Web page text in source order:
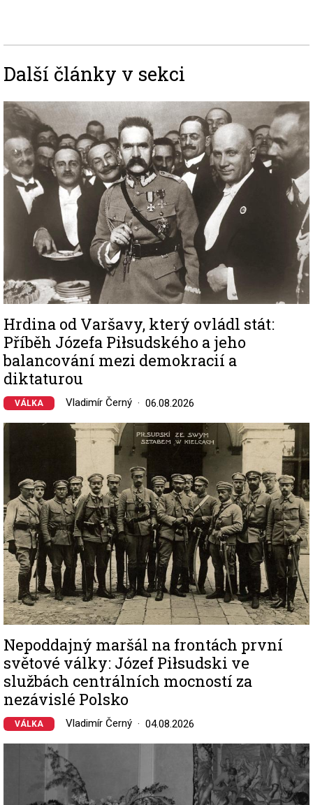
Další články v sekci
Image
Hrdina od Varšavy, který ovládl stát:
Příběh Józefa Piłsudského a jeho
balancování mezi demokracií a
diktaturou
VÁLKA Vladimír Černý 06.08.2026
Image
Nepoddajný maršál na frontách první
světové války: Józef Piłsudski ve
službách centrálních mocností za
nezávislé Polsko
VÁLKA Vladimír Černý 04.08.2026